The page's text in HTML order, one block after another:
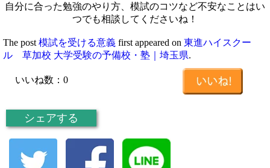
自分に合った勉強のやり方、模試のコツなど不安なことはい
つでも相談してくださいね！
The post 模試を受ける意義 first appeared on 東進ハイスクー
ル 草加校 大学受験の予備校・塾｜埼玉県.
いいね数： 0
シェアする